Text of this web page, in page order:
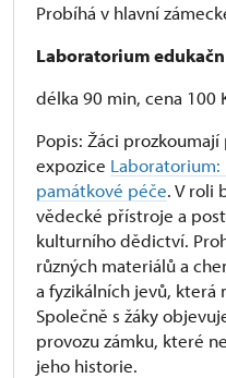
Probíhá v hlavní
Laboratorium
délka 90 min, cena 100
Popis: Žáci
expozice Laboratorium:
památkové péče. V roli
vědecké přístroje a
kulturního dědictví.
různých materiálů a
a fyzikálních jevů, která
Společně s žáky
provozu zámku, které
jeho historie.